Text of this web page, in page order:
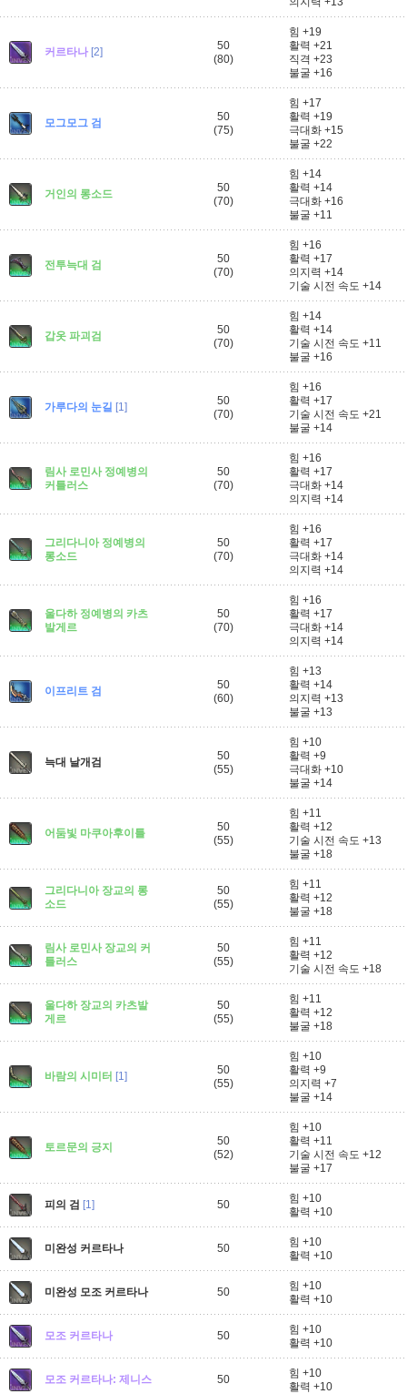
커르타나 [2]
50
(80)
힘 +19
활력 +21
직격 +23
불굴 +16
모그모그 검
50
(75)
힘 +17
활력 +19
극대화 +15
불굴 +22
거인의 롱소드
50
(70)
힘 +14
활력 +14
극대화 +16
불굴 +11
전투늑대 검
50
(70)
힘 +16
활력 +17
의지력 +14
기술 시전 속도 +14
갑옷 파괴검
50
(70)
힘 +14
활력 +14
기술 시전 속도 +11
불굴 +16
가루다의 눈길 [1]
50
(70)
힘 +16
활력 +17
기술 시전 속도 +21
불굴 +14
림사 로민사 정예병의
커틀러스
50
(70)
힘 +16
활력 +17
극대화 +14
의지력 +14
그리다니아 정예병의
롱소드
50
(70)
힘 +16
활력 +17
극대화 +14
의지력 +14
울다하 정예병의 카츠
발게르
50
(70)
힘 +16
활력 +17
극대화 +14
의지력 +14
이프리트 검
50
(60)
힘 +13
활력 +14
의지력 +13
불굴 +13
늑대 날개검
50
(55)
힘 +10
활력 +9
극대화 +10
불굴 +14
어둠빛 마쿠아후이틀
50
(55)
힘 +11
활력 +12
기술 시전 속도 +13
불굴 +18
그리다니아 장교의 롱
소드
50
(55)
힘 +11
활력 +12
불굴 +18
림사 로민사 장교의 커
틀러스
50
(55)
힘 +11
활력 +12
기술 시전 속도 +18
울다하 장교의 카츠발
게르
50
(55)
힘 +11
활력 +12
불굴 +18
바람의 시미터 [1]
50
(55)
힘 +10
활력 +9
의지력 +7
불굴 +14
토르문의 긍지
50
(52)
힘 +10
활력 +11
기술 시전 속도 +12
불굴 +17
피의 검 [1] 50
힘 +10
활력 +10
미완성 커르타나 50
힘 +10
활력 +10
미완성 모조 커르타나 50
힘 +10
활력 +10
모조 커르타나 50
힘 +10
활력 +10
모조 커르타나: 제니스 50
힘 +10
활력 +10